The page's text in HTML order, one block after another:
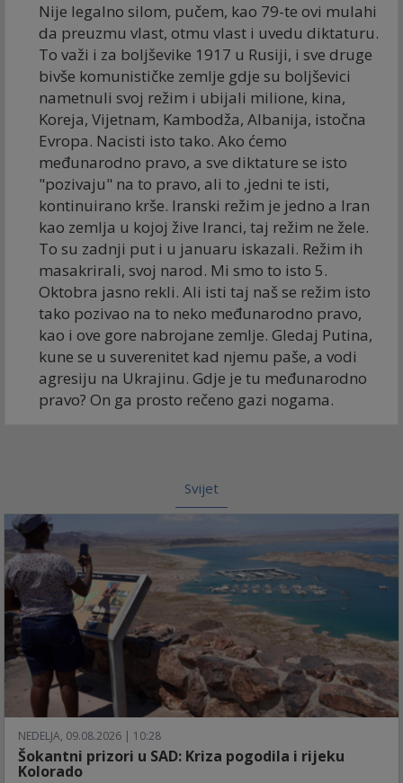
Nije legalno silom, pučem, kao 79-te ovi mulahi
da preuzmu vlast, otmu vlast i uvedu diktaturu.
To važi i za boljševike 1917 u Rusiji, i sve druge
bivše komunističke zemlje gdje su boljševici
nametnuli svoj režim i ubijali milione, kina,
Koreja, Vijetnam, Kambodža, Albanija, istočna
Evropa. Nacisti isto tako. Ako ćemo
međunarodno pravo, a sve diktature se isto
"pozivaju" na to pravo, ali to ,jedni te isti,
kontinuirano krše. Iranski režim je jedno a Iran
kao zemlja u kojoj žive Iranci, taj režim ne žele.
To su zadnji put i u januaru iskazali. Režim ih
masakrirali, svoj narod. Mi smo to isto 5.
Oktobra jasno rekli. Ali isti taj naš se režim isto
tako pozivao na to neko međunarodno pravo,
kao i ove gore nabrojane zemlje. Gledaj Putina,
kune se u suverenitet kad njemu paše, a vodi
agresiju na Ukrajinu. Gdje je tu međunarodno
pravo? On ga prosto rečeno gazi nogama.
Svijet
NEDELJA, 09.08.2026 | 10:28
Šokantni prizori u SAD: Kriza pogodila i rijeku
Kolorado